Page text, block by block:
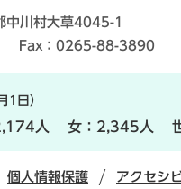
川村大草4045-1
Fax：0265-88-3890
1日）
人 女： 2,345人
個人情報保護 アクセシ